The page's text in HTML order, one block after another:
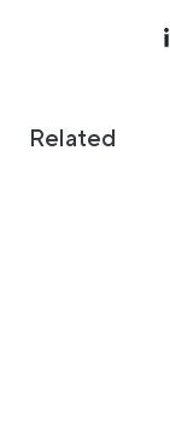
Related